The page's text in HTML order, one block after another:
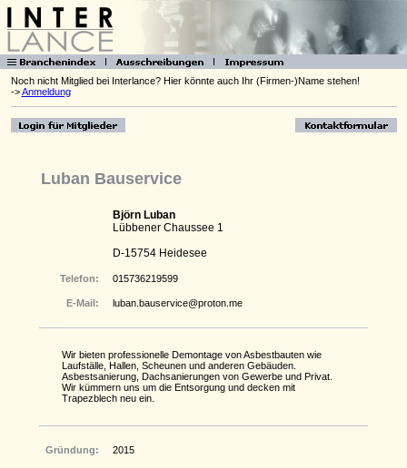
Noch nicht Mitglied bei Interlance? Hier könnte auch Ihr (Firmen-)Name stehen!
->Anmeldung
Luban Bauservice
Björn Luban
Lübbener Chaussee 1
D-15754 Heidesee
Telefon: 015736219599
E-Mail: luban.bauservice@proton.me
Wir bieten professionelle Demontage von Asbestbauten wie
Laufställe, Hallen, Scheunen und anderen Gebäuden.
Asbestsanierung, Dachsanierungen von Gewerbe und Privat.
Wir kümmern uns um die Entsorgung und decken mit
Trapezblech neu ein.
Gründung: 2015